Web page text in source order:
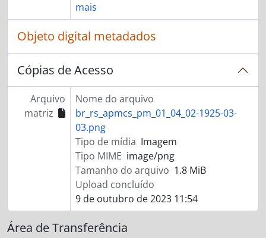
mais
Objeto digital metadados
Cópias de Acesso
Arquivo
matriz
Nome do arquivo
br_rs_apmcs_pm_01_04_02-1925-03-
03.png
Tipo de mídia Imagem
Tipo MIME image/png
Tamanho do arquivo 1.8 MiB
Upload concluído
9 de outubro de 2023 11:54
Área de Transferência